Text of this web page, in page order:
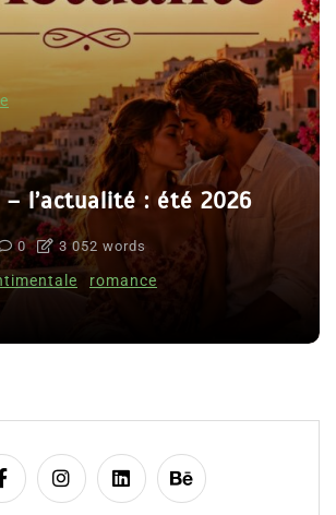
– l’actualité : été 2026
0 3 052 words
romance